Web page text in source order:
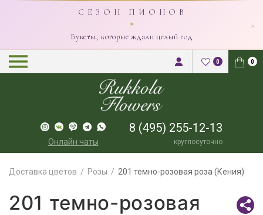
С Е З О Н П И О Н О В
✦
Букеты, которые ждали целый год
×
0 0
Онлайн чаты
8 (495) 255-12-13
круглосуточно
Доставка цветов Розы 201 темно-розовая роза (Кения)
201 темно-розовая